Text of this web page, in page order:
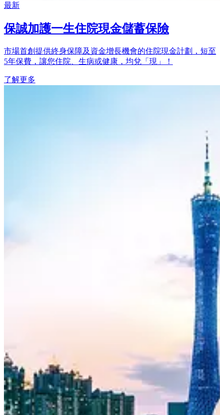
最新
保誠加護一生住院現金儲蓄保險
市場首創提供終身保障及資金增長機會的住院現金計劃，短至
5年保費，讓您住院、生病或健康，均兌「現」！
了解更多